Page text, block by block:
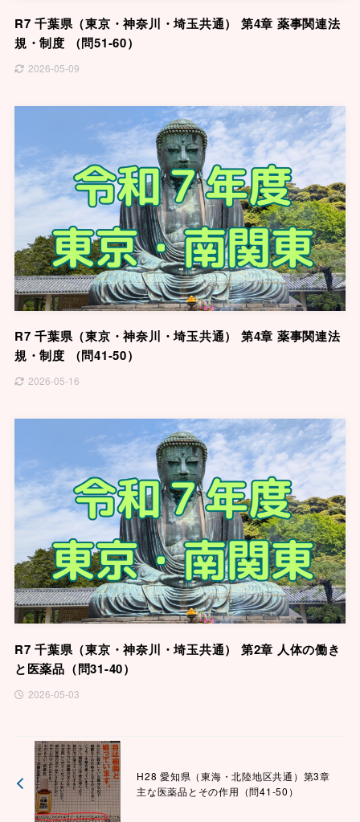
R7 千葉県（東京・神奈川・埼玉共通） 第4章 薬事関連法
規・制度 （問51-60）
2026-05-09
R7 千葉県（東京・神奈川・埼玉共通） 第4章 薬事関連法
規・制度 （問41-50）
2026-05-16
R7 千葉県（東京・神奈川・埼玉共通） 第2章 人体の働き
と医薬品（問31-40）
2026-05-03
H28 愛知県（東海・北陸地区共通）第3章
主な医薬品とその作用（問41-50）